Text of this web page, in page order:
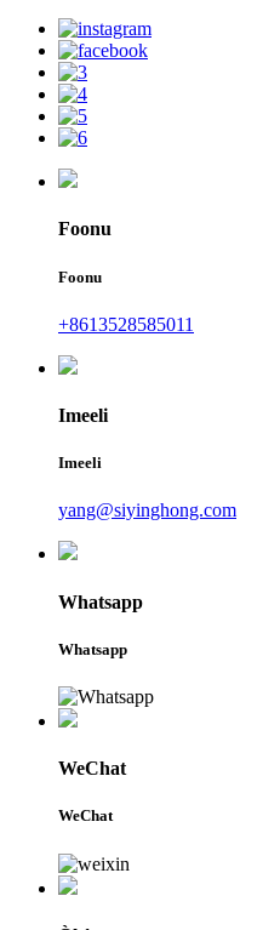
Foonu
Foonu
+8613528585011
Imeeli
Imeeli
yang@siyinghong.com
Whatsapp
Whatsapp
WeChat
WeChat